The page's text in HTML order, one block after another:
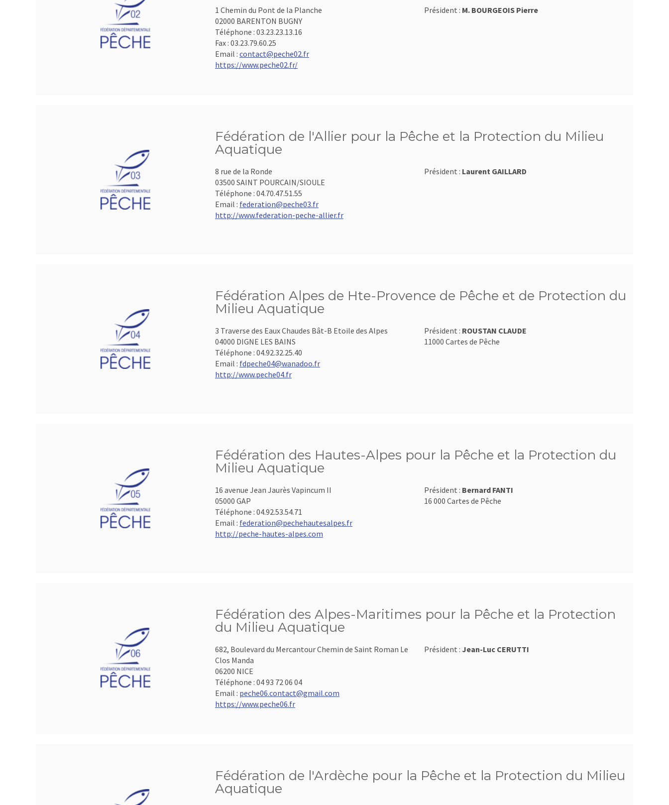
1 Chemin du Pont de la Planche
02000 BARENTON BUGNY
Téléphone : 03.23.23.13.16
Fax : 03.23.79.60.25
Email : contact@peche02.fr
https://www.peche02.fr/
Président : M. BOURGEOIS Pierre
Fédération de l'Allier pour la Pêche et la Protection du Milieu
Aquatique
8 rue de la Ronde
03500 SAINT POURCAIN/SIOULE
Téléphone : 04.70.47.51.55
Email : federation@peche03.fr
http://www.federation-peche-allier.fr
Président : Laurent GAILLARD
Fédération Alpes de Hte-Provence de Pêche et de Protection du
Milieu Aquatique
3 Traverse des Eaux Chaudes Bât-B Etoile des Alpes
04000 DIGNE LES BAINS
Téléphone : 04.92.32.25.40
Email : fdpeche04@wanadoo.fr
http://www.peche04.fr
Président : ROUSTAN CLAUDE
11000 Cartes de Pêche
Fédération des Hautes-Alpes pour la Pêche et la Protection du
Milieu Aquatique
16 avenue Jean Jaurès Vapincum II
05000 GAP
Téléphone : 04.92.53.54.71
Email : federation@pechehautesalpes.fr
http://peche-hautes-alpes.com
Président : Bernard FANTI
16 000 Cartes de Pêche
Fédération des Alpes-Maritimes pour la Pêche et la Protection
du Milieu Aquatique
682, Boulevard du Mercantour Chemin de Saint Roman Le
Clos Manda
06200 NICE
Téléphone : 04 93 72 06 04
Email : peche06.contact@gmail.com
https://www.peche06.fr
Président : Jean-Luc CERUTTI
Fédération de l'Ardèche pour la Pêche et la Protection du Milieu
Aquatique